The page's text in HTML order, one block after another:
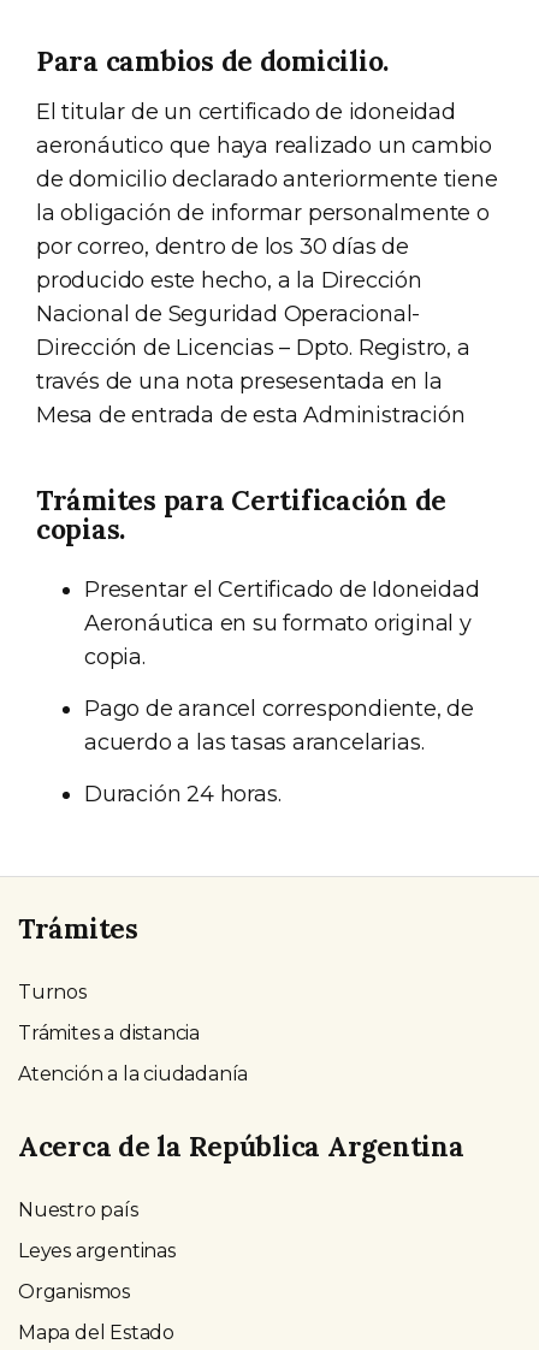
Para cambios de domicilio.
El titular de un certificado de idoneidad
aeronáutico que haya realizado un cambio
de domicilio declarado anteriormente tiene
la obligación de informar personalmente o
por correo, dentro de los 30 días de
producido este hecho, a la Dirección
Nacional de Seguridad Operacional-
Dirección de Licencias – Dpto. Registro, a
través de una nota presesentada en la
Mesa de entrada de esta Administración
Trámites para Certificación de
copias.
Presentar el Certificado de Idoneidad
Aeronáutica en su formato original y
copia.
Pago de arancel correspondiente, de
acuerdo a las tasas arancelarias.
Duración 24 horas.
Trámites
Turnos
Trámites a distancia
Atención a la ciudadanía
Acerca de la República Argentina
Nuestro país
Leyes argentinas
Organismos
Mapa del Estado